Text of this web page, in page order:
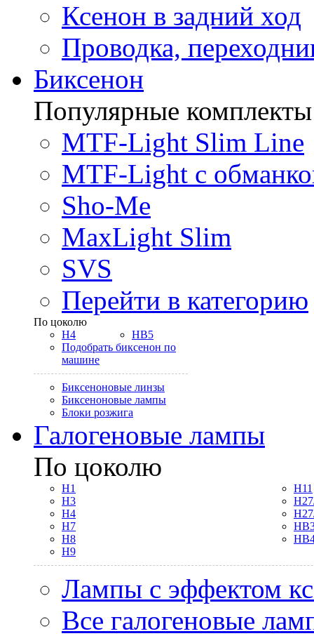
Ксенон в задний ход
Проводка,
Биксенон
Популярные комплекты
MTF-Light Slim Line
MTF-Light с
Sho-Me
MaxLight Slim
SVS
Перейти в категорию
По цоколю
H4
HB5
Подобрать биксенон по
машине
Биксеноновые линзы
Биксеноновые лампы
Блоки розжига
Галогеновые лампы
По цоколю
H1
H3
H4
H7
H8
H9
H11
Лампы с эффектом
Все галогеновые